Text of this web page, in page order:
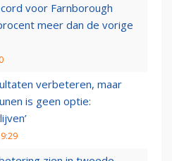
voor Farnborough
meer dan de vorige
verbeteren, maar
is geen optie: